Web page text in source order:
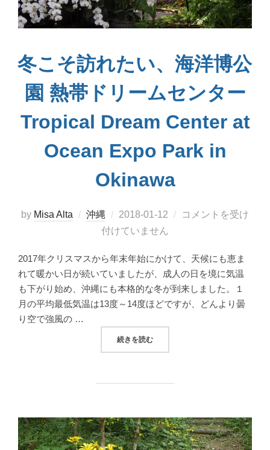
冬こそ訪れたい、海洋博公
園 熱帯ドリームセンター
Tropical Dream Center at
Ocean Expo Park in
Okinawa
by Misa Alta 沖縄
投
稿
2018-01-12
コメントを受け
付けていません
2017年クリスマスから年末年始にかけて、天候にも恵ま
れて暖かい日が続いていましたが、成人の日を境に気温
も下がり始め、沖縄にも本格的な冬が到来しました。１
月の平均最低気温は13度～14度ほどですが、どんより曇
り空で強風の …
続きを読む“冬こそ訪れたい、海洋博公園 熱帯